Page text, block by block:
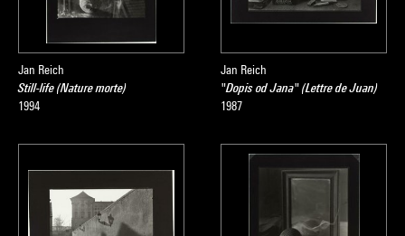
Jan Reich
Still-life (Nature morte)
1994
Jan Reich
"Dopis od Jana" (Lettre de Juan)
1987